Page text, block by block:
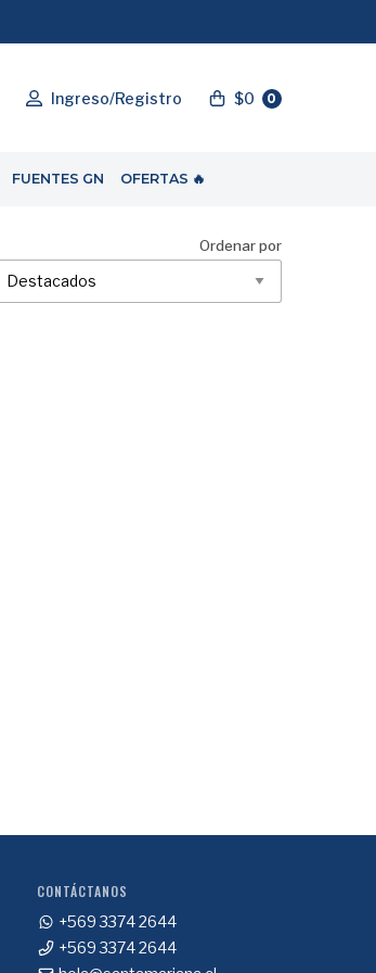
Ingreso/Registro $0 0
FUENTES GN OFERTAS 🔥
Ordenar por
CONTÁCTANOS
+569 3374 2644
+569 3374 2644